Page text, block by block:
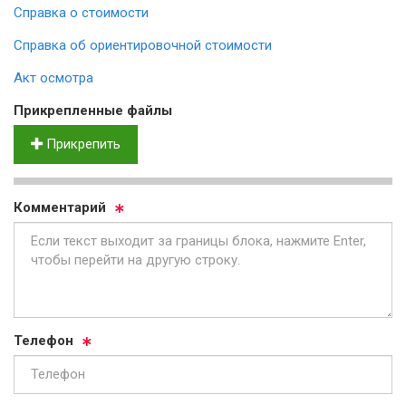
Справка о стоимости
Справка об ориентировочной стоимости
Акт осмотра
Прик­реп­лен­ные фай­лы
Прикрепить
Ком­мен­та­рий
Те­ле­фон